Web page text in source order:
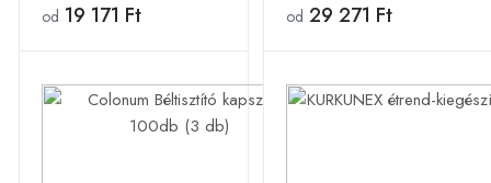
od 19 171 Ft od 29 271 Ft